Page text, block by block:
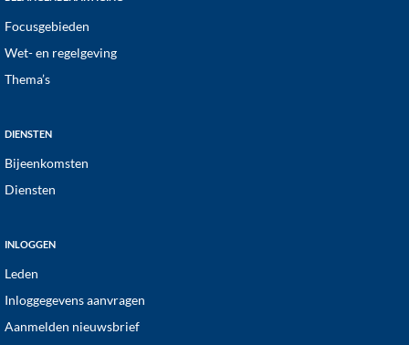
Focusgebieden
Wet- en regelgeving
Thema’s
DIENSTEN
Bijeenkomsten
Diensten
INLOGGEN
Leden
Inloggegevens aanvragen
Aanmelden nieuwsbrief